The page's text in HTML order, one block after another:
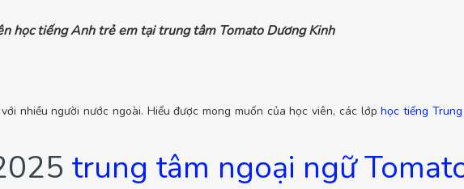
học tiếng Anh trẻ em tại trung tâm Tomato Dương Kinh
nhiều người nước ngoài. Hiểu được mong muốn của học viên, các lớphọc tiếng
trung tâm ngoại ngữ